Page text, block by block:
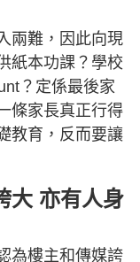
兩難，因此向現
紙本功課？學校
？定係最後家
條家長真正行得
教育，反而要讓
大 亦有人身
為樓主和傳媒誇